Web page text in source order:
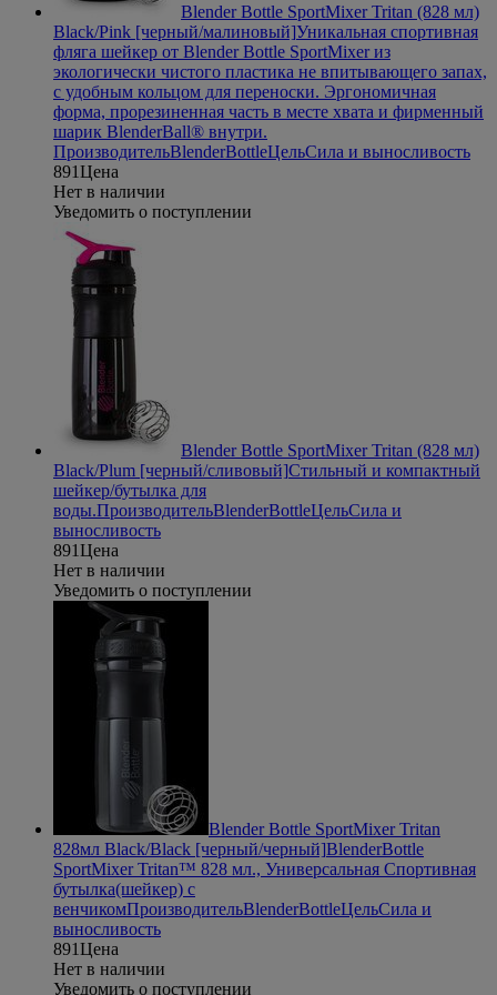
Blender Bottle SportMixer Tritan (828 мл)
Black/Pink [черный/малиновый]Уникальная спортивная
фляга шейкер от Blender Bottle SportMixer из
экологически чистого пластика не впитывающего запах,
с удобным кольцом для переноски. Эргономичная
форма, прорезиненная часть в месте хвата и фирменный
шарик BlenderBall® внутри.
ПроизводительBlenderBottleЦельСила и выносливость
891Цена
Нет в наличии
Уведомить о поступлении
Blender Bottle SportMixer Tritan (828 мл)
Black/Plum [черный/сливовый]Стильный и компактный
шейкер/бутылка для
воды.ПроизводительBlenderBottleЦельСила и
выносливость
891Цена
Нет в наличии
Уведомить о поступлении
Blender Bottle SportMixer Tritan
828мл Black/Black [черный/черный]BlenderBottle
SportMixer Tritan™ 828 мл., Универсальная Спортивная
бутылка(шейкер) с
венчикомПроизводительBlenderBottleЦельСила и
выносливость
891Цена
Нет в наличии
Уведомить о поступлении